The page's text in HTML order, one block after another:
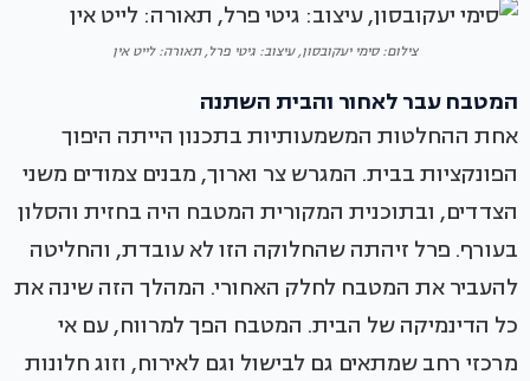
צילום: סימי יעקובסון, עיצוב: גיטי פרל, תאורה: לייט אין
המטבח עבר לאחור והבית השתנה
אחת ההחלטות המשמעותיות בתכנון הייתה היפוך
הפונקציות בבית. המגרש צר וארוך, מבנים צמודים משני
הצדדים, ובתוכנית המקורית המטבח היה בחזית והסלון
בעורף. פרל זיהתה שהחלוקה הזו לא עובדת, והחליטה
להעביר את המטבח לחלק האחורי. המהלך הזה שינה את
כל הדינמיקה של הבית. המטבח הפך למרווח, עם אי
מרכזי רחב שמתאים גם לבישול וגם לאירוח, וזוג חלונות